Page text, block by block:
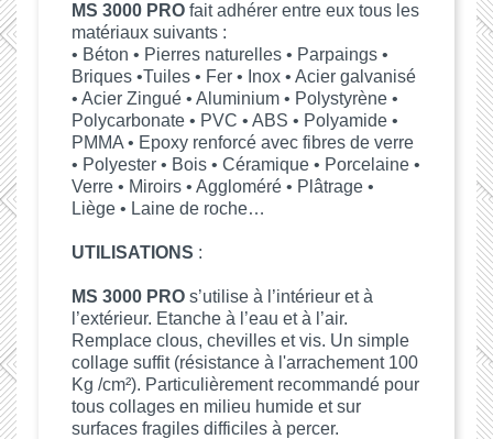
MS 3000 PRO fait adhérer entre eux tous les
matériaux suivants :
• Béton • Pierres naturelles • Parpaings •
Briques •Tuiles • Fer • Inox • Acier galvanisé
• Acier Zingué • Aluminium • Polystyrène •
Polycarbonate • PVC • ABS • Polyamide •
PMMA • Epoxy renforcé avec fibres de verre
• Polyester • Bois • Céramique • Porcelaine •
Verre • Miroirs • Aggloméré • Plâtrage •
Liège • Laine de roche…
UTILISATIONS :
MS 3000 PRO s’utilise à l’intérieur et à
l’extérieur. Etanche à l’eau et à l’air.
Remplace clous, chevilles et vis. Un simple
collage suffit (résistance à l'arrachement 100
Kg /cm²). Particulièrement recommandé pour
tous collages en milieu humide et sur
surfaces fragiles difficiles à percer.